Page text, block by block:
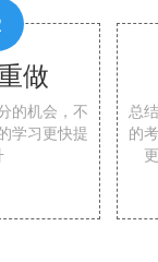
做
的机会，不
学习更快提
总
的